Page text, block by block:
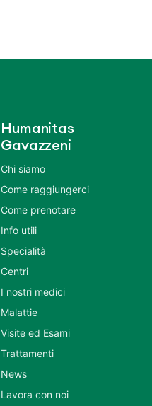
Humanitas
Gavazzeni
Chi siamo
Come raggiungerci
Come prenotare
Info utili
Specialità
Centri
I nostri medici
Malattie
Visite ed Esami
Trattamenti
News
Lavora con noi